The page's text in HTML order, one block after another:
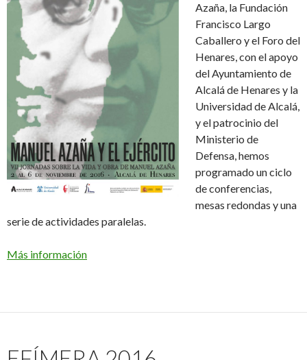
Azaña, la Fundación
Francisco Largo
Caballero y el Foro del
Henares, con el apoyo
del Ayuntamiento de
Alcalá de Henares y la
Universidad de Alcalá,
y el patrocinio del
Ministerio de
Defensa, hemos
programado un ciclo
de conferencias,
mesas redondas y una
serie de actividades paralelas.
Más información